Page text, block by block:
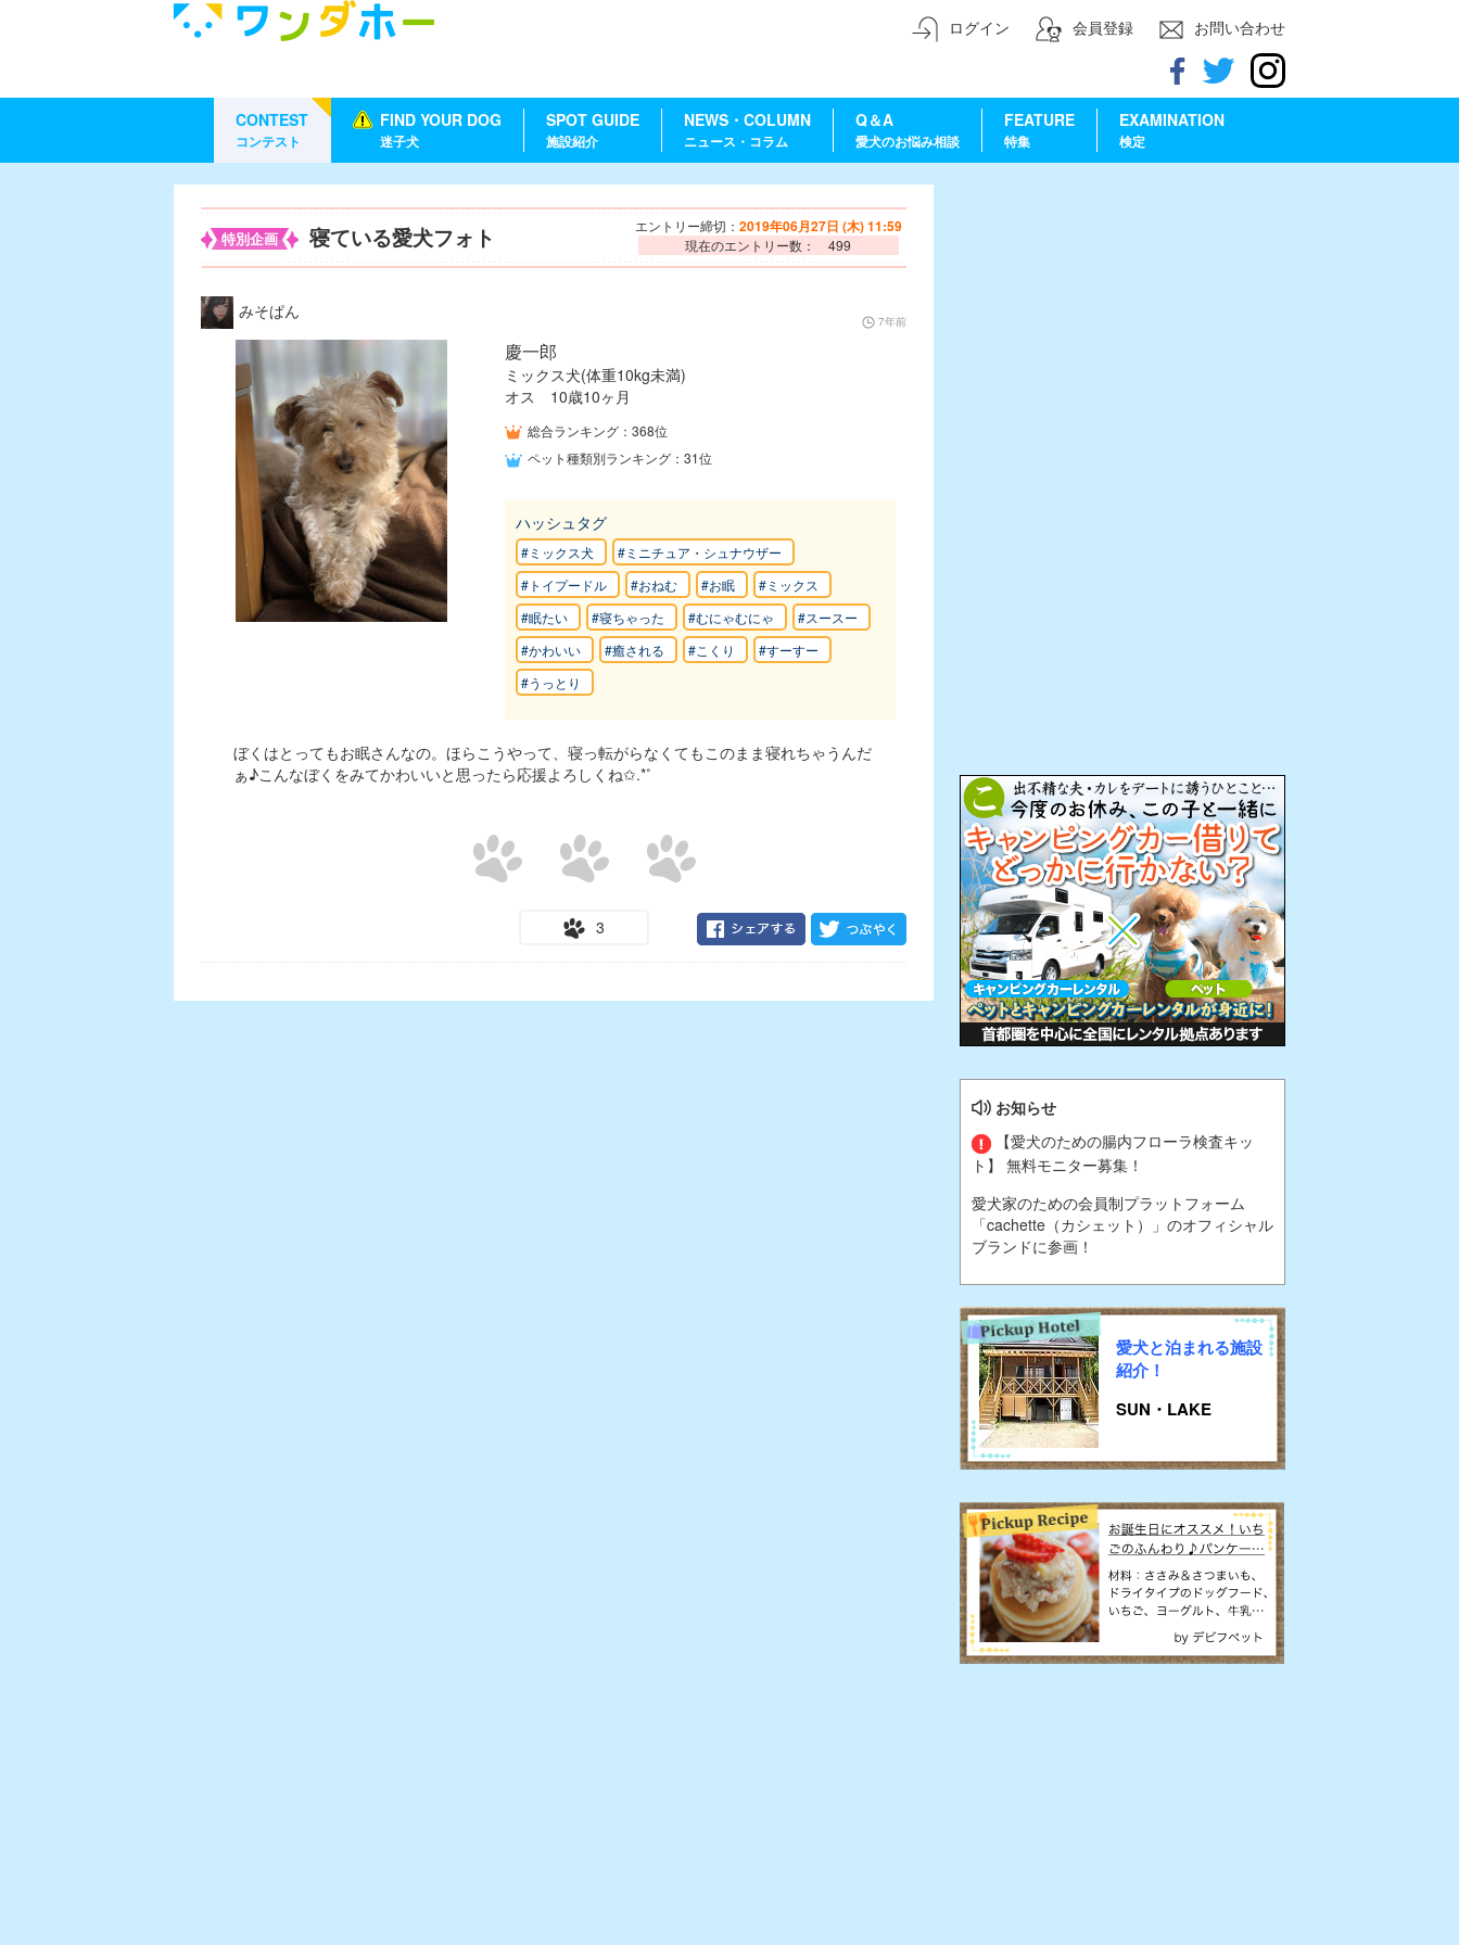
ログイン 会員登録 お問い合わせ
CONTEST
コンテスト
FIND YOUR DOG
迷子犬
SPOT GUIDE
施設紹介
NEWS・COLUMN
ニュース・コラム
Q＆A
愛犬のお悩み相談
FEATURE
特集
EXAMINATION
検定
特別企画 寝ている愛犬フォト エントリー締切： 2019年06月27日 (木) 11:59
現在のエントリー数： 499
みそぱん 7年前
慶一郎
ミックス犬(体重10kg未満)
オス 10歳10ヶ月
総合ランキング：368位
ペット種類別ランキング：31位
ハッシュタグ
#ミックス犬
#ミニチュア・シュナウザー
#トイプードル
#おねむ #お眠
#ミックス
#眠たい
#寝ちゃった #むにゃむにゃ
#スースー
#かわいい
#癒される #こくり
#すーすー
#うっとり
ぼくはとってもお眠さんなの。ほらこうやって、寝っ転がらなくてもこのまま寝れちゃうんだ
ぁ♪こんなぼくをみてかわいいと思ったら応援よろしくね✩.*˚
3
お知らせ
【愛犬のための腸内フローラ検査キッ
ト】 無料モニター募集！
愛犬家のための会員制プラットフォーム
「cachette（カシェット）」のオフィシャル
ブランドに参画！
愛犬と泊まれる施設
紹介！
SUN・LAKE